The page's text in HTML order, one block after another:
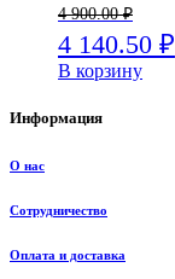
4 900.00₽
4 140.50 ₽
В корзину
Информация
О нас
Сотрудничество
Оплата и доставка